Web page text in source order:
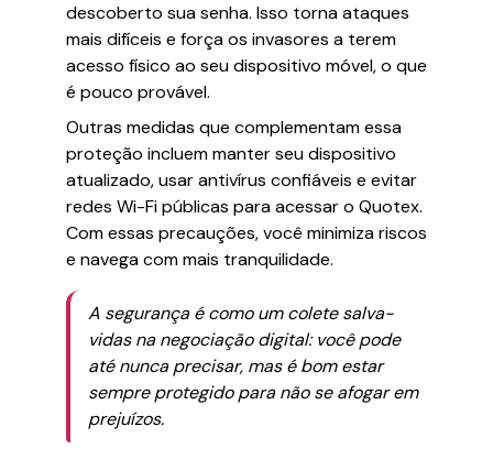
descoberto sua senha. Isso torna ataques
mais difíceis e força os invasores a terem
acesso físico ao seu dispositivo móvel, o que
é pouco provável.
Outras medidas que complementam essa
proteção incluem manter seu dispositivo
atualizado, usar antivírus confiáveis e evitar
redes Wi-Fi públicas para acessar o Quotex.
Com essas precauções, você minimiza riscos
e navega com mais tranquilidade.
A segurança é como um colete salva-
vidas na negociação digital: você pode
até nunca precisar, mas é bom estar
sempre protegido para não se afogar em
prejuízos.